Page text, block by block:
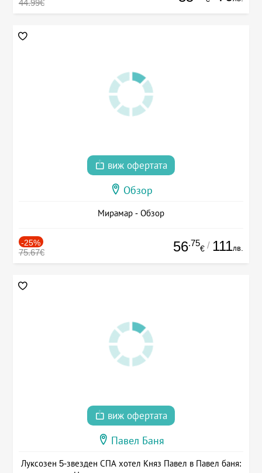
44.99€
виж офертата
Обзор
Мирамар - Обзор
-25%
75.67€ 56.75
€ / 111лв.
виж офертата
Павел Баня
Луксозен 5-звезден СПА хотел Княз Павел в Павел баня: